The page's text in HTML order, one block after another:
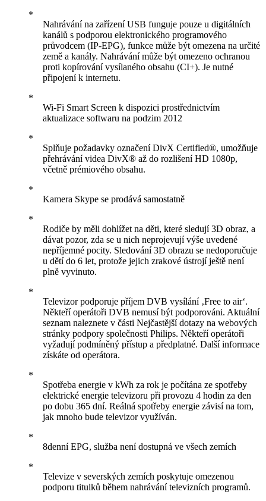
Nahrávání na zařízení USB funguje pouze u digitálních
kanálů s podporou elektronického programového
průvodcem (IP-EPG), funkce může být omezena na určité
země a kanály. Nahrávání může být omezeno ochranou
proti kopírování vysílaného obsahu (CI+). Je nutné
připojení k internetu.
Wi-Fi Smart Screen k dispozici prostřednictvím
aktualizace softwaru na podzim 2012
Splňuje požadavky označení DivX Certified®, umožňuje
přehrávání videa DivX® až do rozlišení HD 1080p,
včetně prémiového obsahu.
Kamera Skype se prodává samostatně
Rodiče by měli dohlížet na děti, které sledují 3D obraz, a
dávat pozor, zda se u nich neprojevují výše uvedené
nepříjemné pocity. Sledování 3D obrazu se nedoporučuje
u dětí do 6 let, protože jejich zrakové ústrojí ještě není
plně vyvinuto.
Televizor podporuje příjem DVB vysílání ‚Free to air‘.
Někteří operátoři DVB nemusí být podporováni. Aktuální
seznam naleznete v části Nejčastější dotazy na webových
stránky podpory společnosti Philips. Někteří operátoři
vyžadují podmíněný přístup a předplatné. Další informace
získáte od operátora.
Spotřeba energie v kWh za rok je počítána ze spotřeby
elektrické energie televizoru při provozu 4 hodin za den
po dobu 365 dní. Reálná spotřeby energie závisí na tom,
jak mnoho bude televizor využíván.
8denní EPG, služba není dostupná ve všech zemích
Televize v severských zemích poskytuje omezenou
podporu titulků během nahrávání televizních programů.